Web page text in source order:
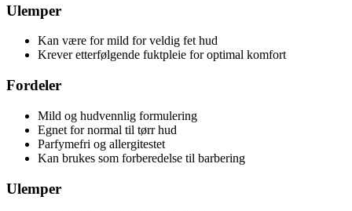
Ulemper
Kan være for mild for veldig fet hud
Krever etterfølgende fuktpleie for optimal komfort
Fordeler
Mild og hudvennlig formulering
Egnet for normal til tørr hud
Parfymefri og allergitestet
Kan brukes som forberedelse til barbering
Ulemper